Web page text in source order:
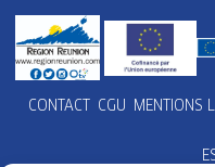
CONTACT CGU MENTIONS